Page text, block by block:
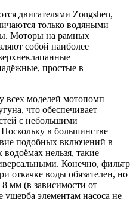
двигателями Zongshen,
только водяными
Моторы на рамных
собой наиболее
простые в
всех моделей мотопомп
что обеспечивает
с небольшими
в большинстве
подобных включений в
нельзя, такие
Конечно, фильтр
откачке воды обязателен, но
мм (в зависимости от
ущерба элементам насоса не